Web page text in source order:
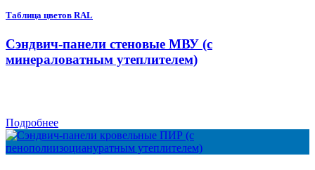
Таблица цветов RAL
Сэндвич-панели стеновые МВУ (с
минераловатным утеплителем)
Подробнее